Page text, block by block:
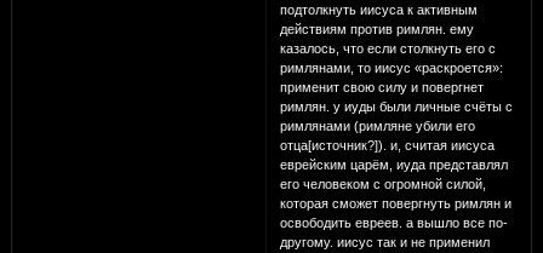
подтолкнуть иисуса к активным
действиям против римлян. ему
казалось, что если столкнуть его с
римлянами, то иисус «раскроется»:
применит свою силу и повергнет
римлян. у иуды были личные счёты с
римлянами (римляне убили его
отца[источник?]). и, считая иисуса
еврейским царём, иуда представлял
его человеком с огромной силой,
которая сможет повергнуть римлян и
освободить евреев. а вышло все по-
другому. иисус так и не применил